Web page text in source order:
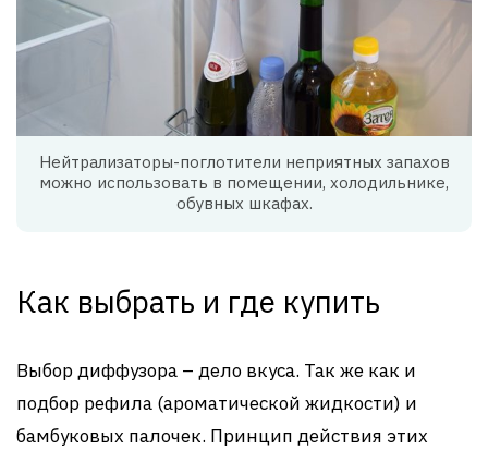
Нейтрализаторы-поглотители неприятных запахов
можно использовать в помещении, холодильнике,
обувных шкафах.
Как выбрать и где купить
Выбор диффузора – дело вкуса. Так же как и
подбор рефила (ароматической жидкости) и
бамбуковых палочек. Принцип действия этих